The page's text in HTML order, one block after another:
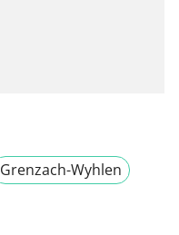
Grenzach-Wyhlen